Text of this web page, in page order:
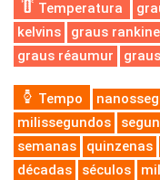
Temperatura
kelvins
graus rankine
graus réaumur
Tempo
milissegundos
semanas
quinzenas
décadas
séculos